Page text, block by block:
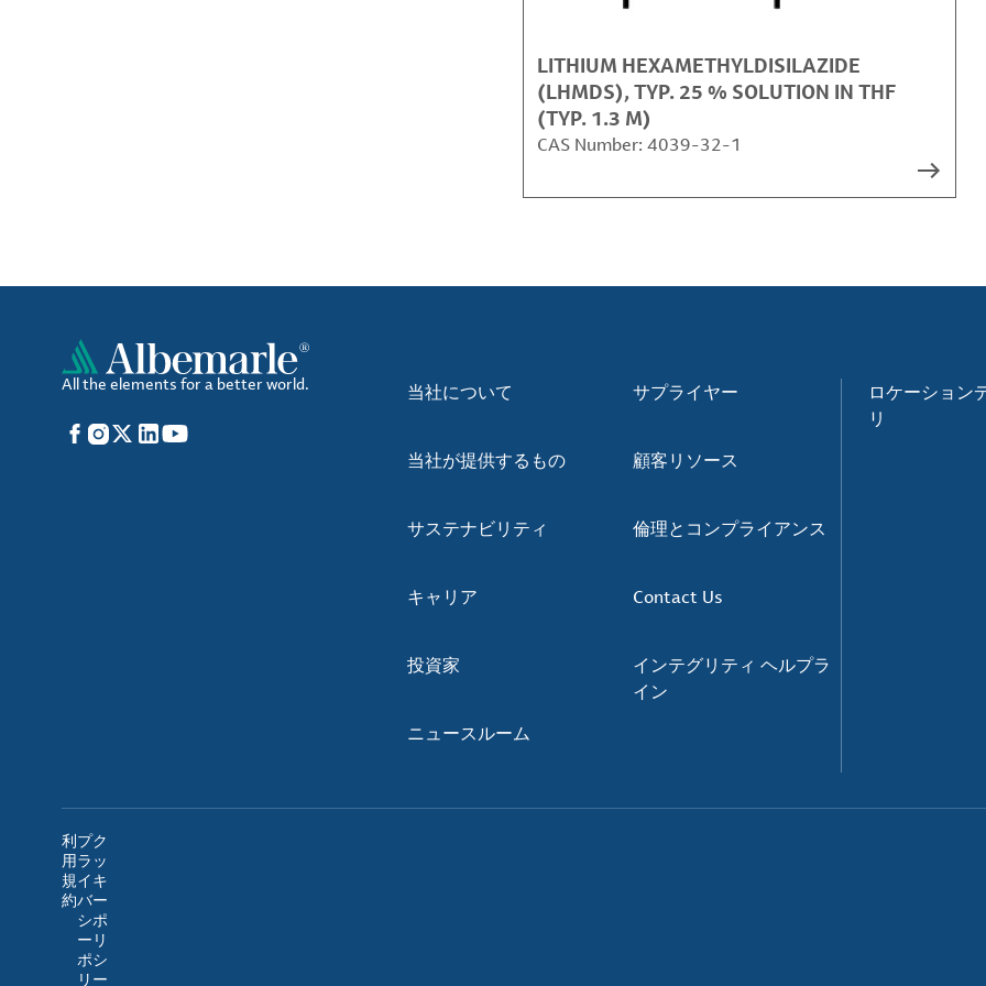
LITHIUM HEXAMETHYLDISILAZIDE
(LHMDS), TYP. 25 % SOLUTION IN THF
(TYP. 1.3 M)
CAS Number: 4039-32-1
All the elements for a better world.
Facebook
Instagram
X LinkedIn
YouTube
当社について
当社が提供するもの
サステナビリティ
キャリア
投資家
ニュースルーム
サプライヤー
顧客リソース
倫理とコンプライアンス
Contact Us
インテグリティ ヘルプラ
イン
ロケーション
リ
利
用
規
約
プ
ラ
イ
バ
シ
ー
ポ
リ
ク
ッ
キ
ー
ポ
リ
シ
ー